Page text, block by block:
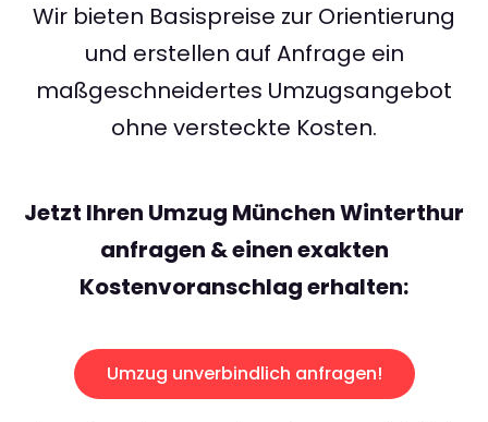
Wir bieten Basispreise zur Orientierung
und erstellen auf Anfrage ein
maßgeschneidertes Umzugsangebot
ohne versteckte Kosten.
Jetzt Ihren Umzug München Winterthur
anfragen & einen exakten
Kostenvoranschlag erhalten:
Umzug unverbindlich anfragen!